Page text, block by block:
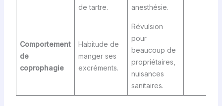
de tartre.
anesthésie.
Comportement
de
coprophagie
Habitude de
manger ses
excréments.
Révulsion
pour
beaucoup de
propriétaires,
nuisances
sanitaires.